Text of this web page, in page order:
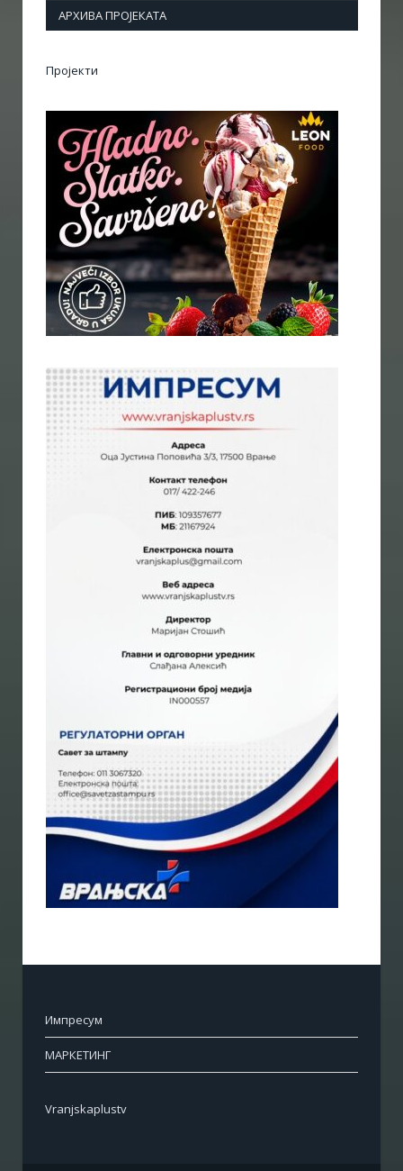
АРХИВА ПРОЈЕКАТА
Пројекти
Импресум
МАРКЕТИНГ
Vranjskaplustv